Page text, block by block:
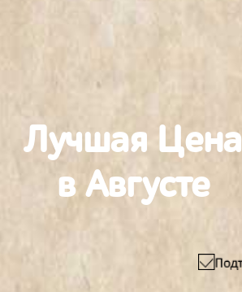
Лучшая Цена
в Августе